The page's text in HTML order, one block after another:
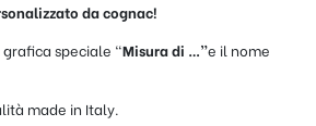
da cognac!
speciale “Misura di …”e il nome
made in Italy.